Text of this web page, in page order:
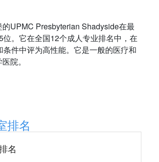
UPMC Presbyterian Shadyside在最
。它在全国12个成人专业排名中，在
件中评为高性能。它是一般的医疗和
院。
排名
名